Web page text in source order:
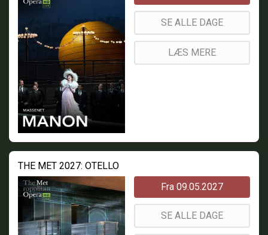
SE ALLE DAGE
LÆS MERE
THE MET 2027: OTELLO
Fra 09.05.2027
SE ALLE DAGE